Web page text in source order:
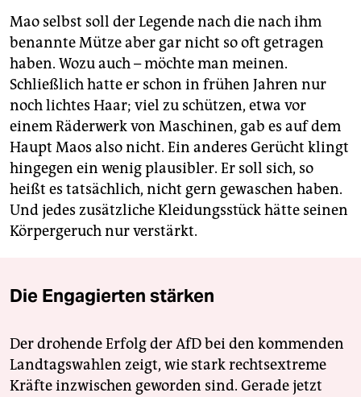
Mao selbst soll der Legende nach die nach ihm
benannte Mütze aber gar nicht so oft getragen
haben. Wozu auch – möchte man meinen.
Schließlich hatte er schon in frühen Jahren nur
noch lichtes Haar; viel zu schützen, etwa vor
einem Räderwerk von Maschinen, gab es auf dem
Haupt Maos also nicht. Ein anderes Gerücht klingt
hingegen ein wenig plausibler. Er soll sich, so
heißt es tatsächlich, nicht gern gewaschen haben.
Und jedes zusätzliche Kleidungsstück hätte seinen
Körpergeruch nur verstärkt.
Die Engagierten stärken
Der drohende Erfolg der AfD bei den kommenden
Landtagswahlen zeigt, wie stark rechtsextreme
Kräfte inzwischen geworden sind. Gerade jetzt